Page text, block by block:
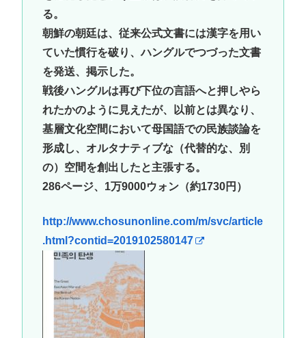
る。
朝鮮の朝廷は、従来公式文書には漢字を用い
ていた慣行を破り、ハングルでつづった文書
を発送、掲示した。
戦後ハングルは再び下位の言語へと押しやら
れたかのように見えたが、以前とは異なり、
基層文化空間において母国語での民族談論を
形成し、オルタナティブな（代替的な、別
の）空間を創出したと主張する。
286ページ、1万9000ウォン（約1730円）
http://www.chosunonline.com/m/svc/article
.html?contid=2019102580147